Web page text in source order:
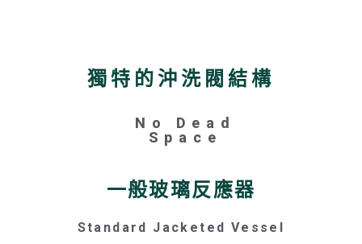
獨特的沖洗閥結構
No Dead
Space
一般玻璃反應器
Standard Jacketed Vessel